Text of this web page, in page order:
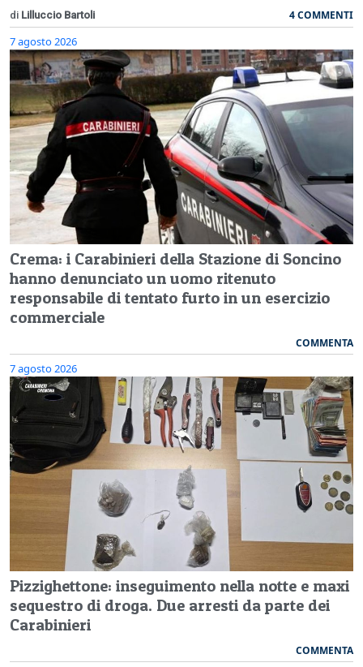
di Lilluccio Bartoli 4 COMMENTI
7 agosto 2026
Crema: i Carabinieri della Stazione di Soncino
hanno denunciato un uomo ritenuto
responsabile di tentato furto in un esercizio
commerciale
COMMENTA
7 agosto 2026
Pizzighettone: inseguimento nella notte e maxi
sequestro di droga. Due arresti da parte dei
Carabinieri
COMMENTA